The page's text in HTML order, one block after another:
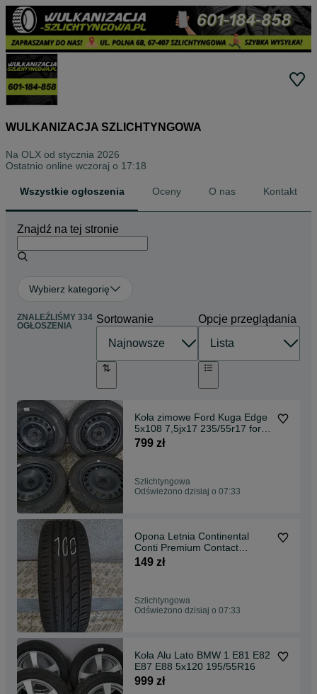
WULKANIZACJA SZLICHTYNGOWA
Na OLX od stycznia 2026
Ostatnio online wczoraj o 17:18
Wszystkie ogłoszenia Oceny O nas Kontakt
Znajdź na tej stronie
Wybierz kategorię
ZNALEŹLIŚMY 334
OGŁOSZENIA
Sortowanie Opcje przeglądania
Koła zimowe Ford Kuga Edge
5x108 7,5jx17 235/55r17 ford
Kuga czujniki
799 zł
Szlichtyngowa
Odświeżono dzisiaj o 07:33
Opona Letnia Continental
Conti Premium Contact
149 zł
Szlichtyngowa
Odświeżono dzisiaj o 07:33
Koła Alu Lato BMW 1 E81 E82
E87 E88 5x120 195/55R16
999 zł